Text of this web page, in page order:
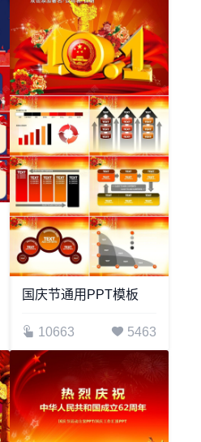
国庆节通用PPT模板
10663 5463